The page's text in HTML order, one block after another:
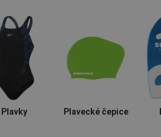
Plavky Plavecké čepice